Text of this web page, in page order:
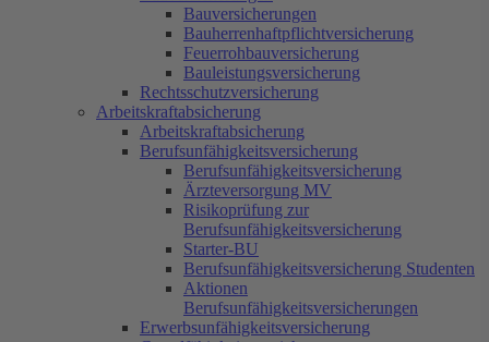
Berufsunfähigkeitsversicherung
Ärzteversorgung MV
Risikoprüfung zur
Berufsunfähigkeitsversicherung
Starter-BU
Berufsunfähigkeitsversicherung
Aktionen
Berufsunfähigkeitsversicherungen
Erwerbsunfähigkeitsversicherung
Grundfähigkeitsversicherung
Schwere Krankheitenversicherung
Risikolebensversicherung
Unfallversicherung
Unfallversicherung für Soldaten
Alter, Sparen & Finanzen
Altersvorsorgedepot
Risikovarianten
Bauversicherungen
Bauherrenhaftpflichtversicherung
Feuerrohbauversicherung
Bauleistungsversicherung
Rechtsschutzversicherung
Arbeitskraftabsicherung
Arbeitskraftabsicherung
Berufsunfähigkeitsversicherung
Berufsunfähigkeitsversicherung
Ärzteversorgung MV
Risikoprüfung zur
Berufsunfähigkeitsversicherung
Starter-BU
Berufsunfähigkeitsversicherung Studenten
Aktionen
Berufsunfähigkeitsversicherungen
Erwerbsunfähigkeitsversicherung
Reiserücktrittsversicherung
Reiseabbruchversicherung
Reisekrankenversicherung
Reisegepäckversicherung
Reisehaftpflichtversicherung
Reiseunfallversicherung